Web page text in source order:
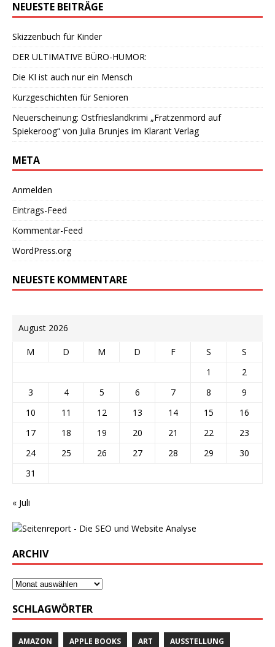
NEUESTE BEITRÄGE
Skizzenbuch für Kinder
DER ULTIMATIVE BÜRO-HUMOR:
Die KI ist auch nur ein Mensch
Kurzgeschichten für Senioren
Neuerscheinung: Ostfrieslandkrimi „Fratzenmord auf
Spiekeroog“ von Julia Brunjes im Klarant Verlag
META
Anmelden
Eintrags-Feed
Kommentar-Feed
WordPress.org
NEUESTE KOMMENTARE
August 2026
M D M D F S
S
1
2
3
4 5 6 7 8
9
10
11 12 13 14 15
16
17
18 19 20 21 22
23
24
25 26 27 28 29
30
31
« Juli
ARCHIV
SCHLAGWÖRTER
AMAZON APPLE BOOKS ART AUSSTELLUNG